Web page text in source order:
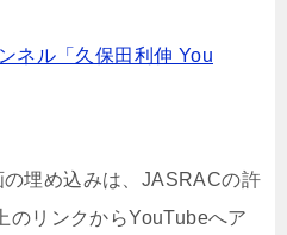
ネル「久保田利伸 You
埋め込みは、JASRACの許
のリンクからYouTubeへア